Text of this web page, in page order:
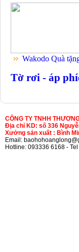
Wakodo Quà
Tờ rơi - áp
CÔNG TY TNHH
Địa chỉ KD: số 336
Xưởng sản xuất : Bình
Email:
Hotline: 093336 6168 -